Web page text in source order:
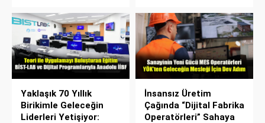
Yaklaşık 70 Yıllık
Birikimle Geleceğin
Liderleri Yetişiyor:
İnsansız Üretim
Çağında “Dijital Fabrika
Operatörleri” Sahaya